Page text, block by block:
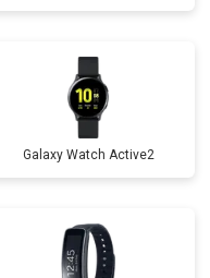
Galaxy Watch Active2